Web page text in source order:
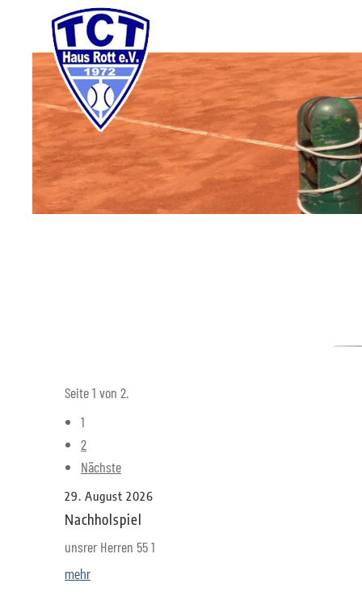
Seite 1 von 2.
1
2
Nächste
29. August 2026
Nachholspiel
unsrer Herren 55 1
mehr